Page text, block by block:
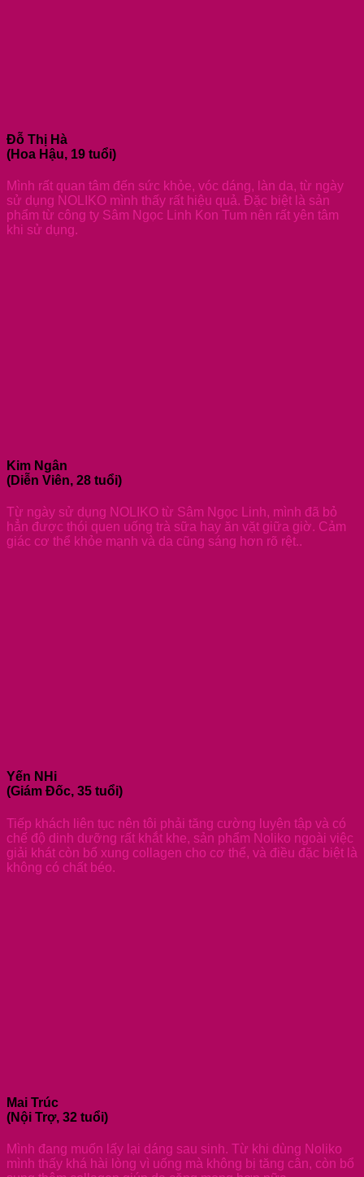
Đỗ Thị Hà
(Hoa Hậu, 19 tuổi)
Mình rất quan tâm đến sức khỏe, vóc dáng, làn da, từ ngày
sử dụng NOLIKO mình thấy rất hiệu quả. Đặc biệt là sản
phẩm từ công ty Sâm Ngọc Linh Kon Tum nên rất yên tâm
khi sử dụng.
Kim Ngân
(Diễn Viên, 28 tuổi)
Từ ngày sử dụng NOLIKO từ Sâm Ngọc Linh, mình đã bỏ
hẳn được thói quen uống trà sữa hay ăn vặt giữa giờ. Cảm
giác cơ thể khỏe mạnh và da cũng sáng hơn rõ rệt..
Yến NHi
(Giám Đốc, 35 tuổi)
Tiếp khách liên tục nên tôi phải tăng cường luyện tập và có
chế độ dinh dưỡng rất khắt khe, sản phẩm Noliko ngoài việc
giải khát còn bổ xung collagen cho cơ thể, và điều đặc biệt là
không có chất béo.
Mai Trúc
(Nội Trợ, 32 tuổi)
Mình đang muốn lấy lại dáng sau sinh. Từ khi dùng Noliko
mình thấy khá hài lòng vì uống mà không bị tăng cân, còn bổ